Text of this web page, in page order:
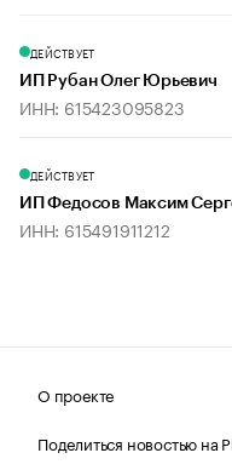
ДЕЙСТВУЕТ
ИП Рубан Олег Юрьевич
ИНН: 615423095823
ДЕЙСТВУЕТ
ИП Федосов Максим
ИНН: 615491911212
О проекте
Поделиться новостью на